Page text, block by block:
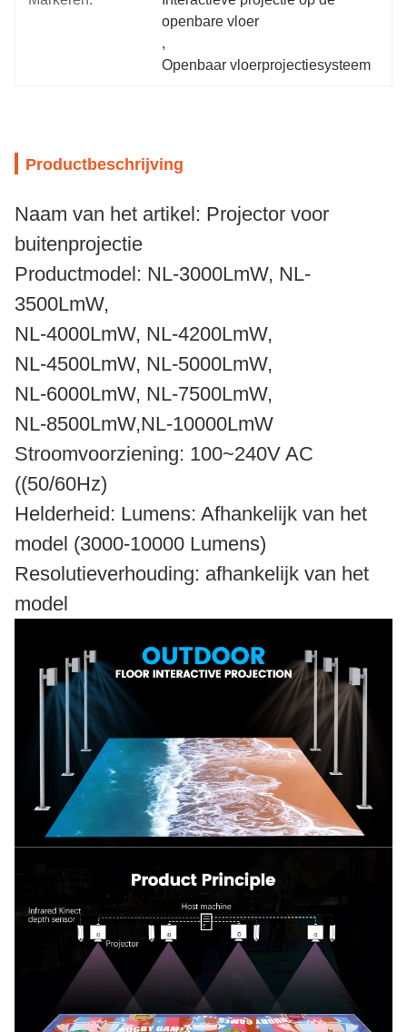
openbare vloer
,
Openbaar vloerprojectiesysteem
Productbeschrijving
Naam van het artikel: Projector voor
buitenprojectie
Productmodel: NL-3000LmW, NL-
3500LmW,
NL-4000LmW, NL-4200LmW,
NL-4500LmW, NL-5000LmW,
NL-6000LmW, NL-7500LmW,
NL-8500LmW,NL-10000LmW
Stroomvoorziening: 100~240V AC
((50/60Hz)
Helderheid: Lumens: Afhankelijk van het
model (3000-10000 Lumens)
Resolutieverhouding: afhankelijk van het
model